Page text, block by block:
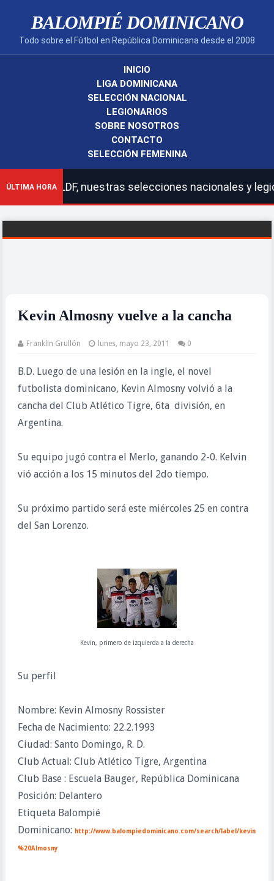
BALOMPIÉ DOMINICANO
Todo sobre el Fútbol en República Dominicana desde el 2008
INICIO
LIGA DOMINICANA
SELECCIÓN NACIONAL
LEGIONARIOS
SOBRE NOSOTROS
CONTACTO
SELECCIÓN FEMENINA
ÚLTIMA HORA
la LDF, nuestras selecciones nacionales y
Kevin Almosny vuelve a la cancha
Franklin Grullón lunes, mayo 23, 2011 0
B.D. Luego de una lesión en la ingle, el novel
futbolista dominicano, Kevin Almosny volvió a la
cancha del Club Atlético Tigre, 6ta división, en
Argentina.
Su equipo jugó contra el Merlo, ganando 2-0. Kelvin
vió acción a los 15 minutos del 2do tiempo.
Su próximo partido será este miércoles 25 en contra
del San Lorenzo.
Kevin, primero de izquierda a la derecha
Su perfil
Nombre: Kevin Almosny Rossister
Fecha de Nacimiento: 22.2.1993
Ciudad: Santo Domingo, R. D.
Club Actual: Club Atlético Tigre, Argentina
Club Base : Escuela Bauger, República Dominicana
Posición: Delantero
Etiqueta Balompié
Dominicano:
http://www.balompiedominicano.com/search/label/kevin
%20Almosny